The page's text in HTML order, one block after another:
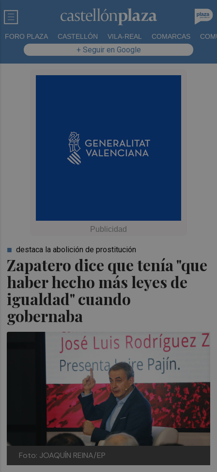
FORO PLAZA CASTELLÓN VILA-REAL COMARCAS
+ Seguir en Google
Zapatero dice que tenía "que
haber hecho más leyes de
igualdad" cuando
gobernaba
destaca la abolición de prostitución
Foto: JOAQUÍN REINA/EP